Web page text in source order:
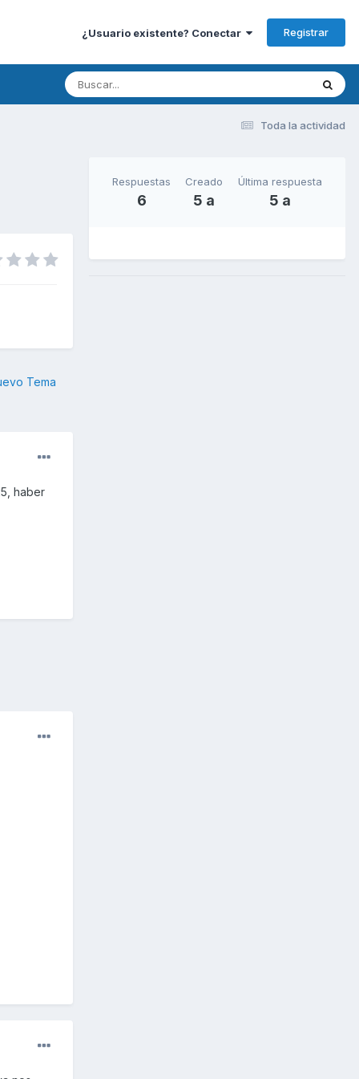
¿Usuario existente? Conectar Registrar
Toda la actividad
Tema
haber
Respuestas
6
Creado
5 a
Última respuesta
5 a